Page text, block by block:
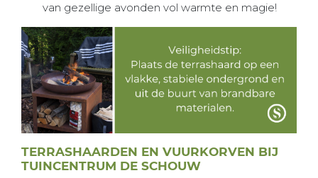
van gezellige avonden vol warmte en magie!
TERRASHAARDEN EN VUURKORVEN BIJ
TUINCENTRUM DE SCHOUW